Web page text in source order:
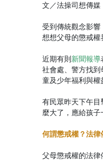
文／法操司想傳媒
受到傳統觀念影
想想父母的懲戒
近期有則 新聞報導
社會處、警方找
童及少年福利與
有民眾昨天下午
麼大了，應給孩子
何謂懲戒權？法律
父母懲戒權的法